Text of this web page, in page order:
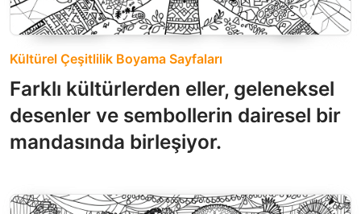
Kültürel Çeşitlilik Boyama Sayfaları
Farklı kültürlerden eller, geleneksel
desenler ve sembollerin dairesel bir
mandasında birleşiyor.